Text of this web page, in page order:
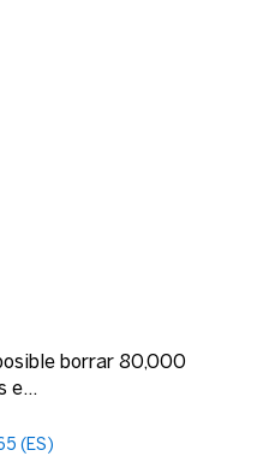
borrar 80,000
e...
(ES)